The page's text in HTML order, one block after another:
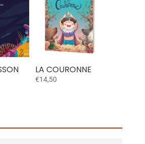
LA COURONNE
€14,50